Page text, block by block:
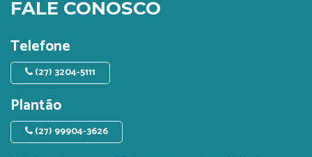
FALE CONOSCO
Telefone
(27) 3204-5111
Plantão
(27) 99904-3626